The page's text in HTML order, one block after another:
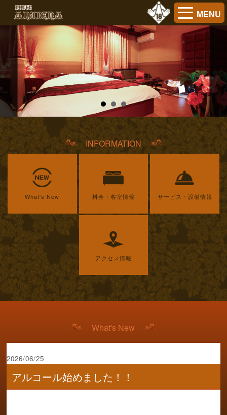
MENU
INFORMATION
What's New 料金・客室情報 サービス・設備情報
アクセス情報
What's New
2026/06/25
アルコール始めました！！